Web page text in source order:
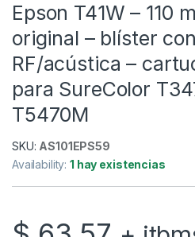
Epson T41W – 110
original – blíster
RF/acústica –
para SureColor
T5470M
SKU: AS101EPS59
Availability:1 hay existencias